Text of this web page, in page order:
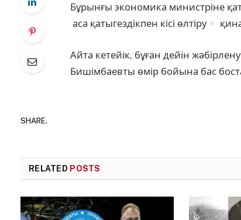
Бұрынғы экономика министріне
аса қатыгездікпен кісі өлтіру
Айта кетейік, бұған дейін
Бишімбаевты өмір бойына бас
SHARE.
RELATED POSTS